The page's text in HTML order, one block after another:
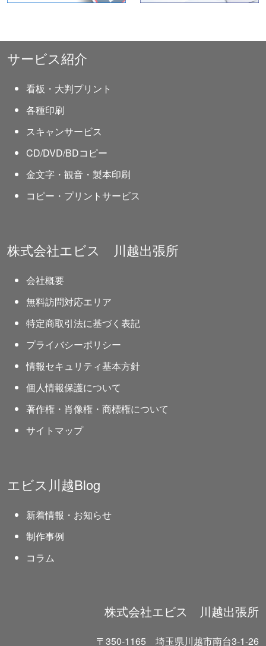
サービス紹介
看板・大判プリント
各種印刷
スキャンサービス
CD/DVD/BDコピー
金文字・観音・製本印刷
コピー・プリントサービス
株式会社エビス 川越出張所
会社概要
無料訪問対応エリア
特定商取引法に基づく表記
プライバシーポリシー
情報セキュリティ基本方針
個人情報保護について
著作権・肖像権・商標権について
サイトマップ
エビス川越Blog
新着情報・お知らせ
制作事例
コラム
株式会社エビス 川越出張所
〒350-1165 埼玉県川越市南台3-1-26